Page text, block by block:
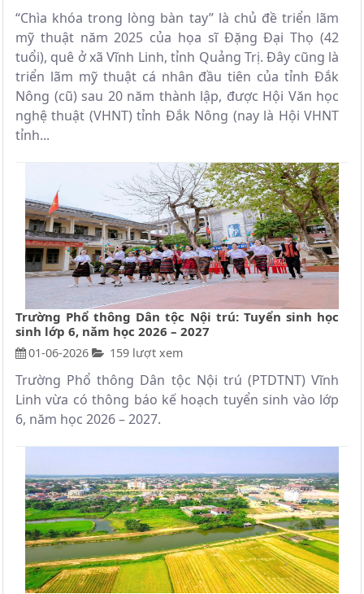
“Chìa khóa trong lòng bàn tay” là chủ đề triển lãm
mỹ thuật năm 2025 của họa sĩ Ðặng Ðại Thọ (42
tuổi), quê ở xã Vĩnh Linh, tỉnh Quảng Trị. Ðây cũng là
triển lãm mỹ thuật cá nhân đầu tiên của tỉnh Ðắk
Nông (cũ) sau 20 năm thành lập, được Hội Văn học
nghệ thuật (VHNT) tỉnh Ðắk Nông (nay là Hội VHNT
tỉnh...
Trường Phổ thông Dân tộc Nội trú: Tuyển sinh học
sinh lớp 6, năm học 2026 – 2027
01-06-2026 159 lượt xem
Trường Phổ thông Dân tộc Nội trú (PTDTNT) Vĩnh
Linh vừa có thông báo kế hoạch tuyển sinh vào lớp
6, năm học 2026 – 2027.